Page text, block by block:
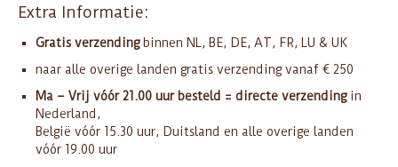
Extra Informatie:
Gratis verzendingbinnen NL, BE, DE, AT, FR, LU & UK
naar alle overige landen gratis verzending vanaf € 250
Ma – Vrij vóór 21.00 uur besteld = directe verzendingin
Nederland,
België vóór 15.30 uur, Duitsland en alle overige landen
vóór 19.00 uur